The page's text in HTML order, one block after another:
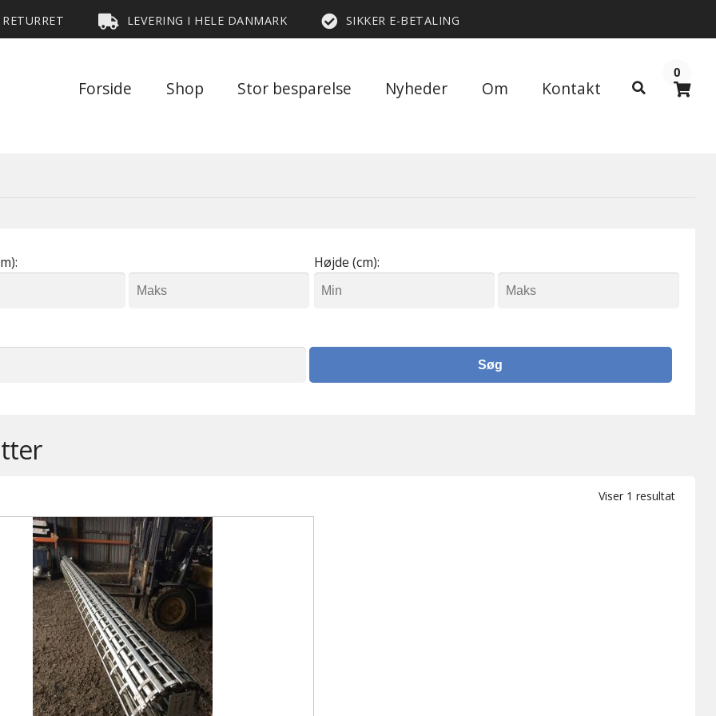
RETURRET LEVERING I HELE DANMARK SIKKER E-BETALING
Forside Shop Stor besparelse Nyheder Om Kontakt
Søg
0
Højde (cm):
Viser 1 resultat